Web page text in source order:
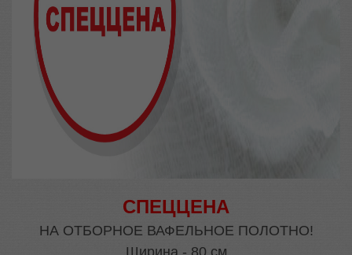
СПЕЦЦЕНА
НА ОТБОРНОЕ ВАФЕЛЬНОЕ ПОЛОТНО!